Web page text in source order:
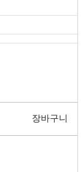
장바구니